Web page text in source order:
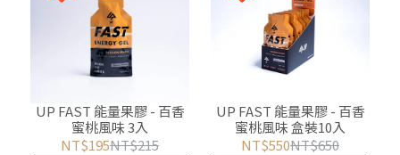
UP FAST 能量果膠 - 百香
蜜桃風味 3入
NT$195NT$215
UP FAST 能量果膠 - 百香
蜜桃風味 盒裝10入
NT$550NT$650